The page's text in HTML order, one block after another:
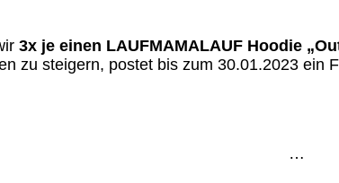
3x je einen LAUFMAMALAUF Hoodie
zu steigern, postet bis zum 30.01.2023 ein
…